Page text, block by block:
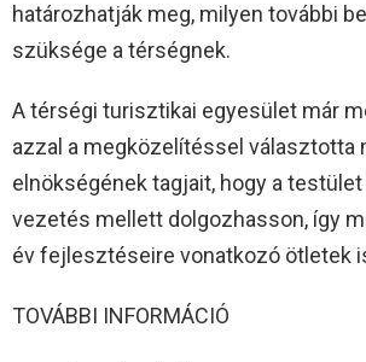
határozhatják meg, milyen további
szüksége a térségnek.
A térségi turisztikai egyesület már
azzal a megközelítéssel választotta
elnökségének tagjait, hogy a
vezetés mellett dolgozhasson, így
év fejlesztéseire vonatkozó ötletek
TOVÁBBI INFORMÁCIÓ